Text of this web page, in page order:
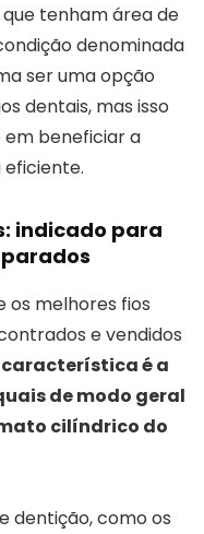
tenham área de
denominada
ser uma opção
dentais, mas isso
em beneficiar a
indicado para
os melhores fios
e vendidos
característica é a
de modo geral
cilíndrico do
dentição, como os